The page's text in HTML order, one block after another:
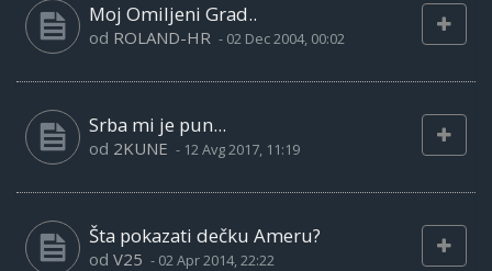
Moj Omiljeni Grad..
od ROLAND-HR - 02 Dec 2004, 00:02
Srba mi je pun...
od 2KUNE - 12 Avg 2017, 11:19
Šta pokazati dečku Ameru?
od V25 - 02 Apr 2014, 22:22